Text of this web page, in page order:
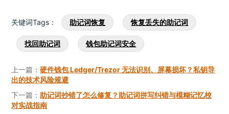
关键词Tags： 助记词恢复 恢复丢失的助记词
找回助记词 钱包助记词安全
上一篇：硬件钱包 Ledger/Trezor 无法识别、屏幕损坏？私钥导
出的技术风险规避
下一篇： 助记词抄错了怎么修复？助记词拼写纠错与模糊记忆校
对实战指南